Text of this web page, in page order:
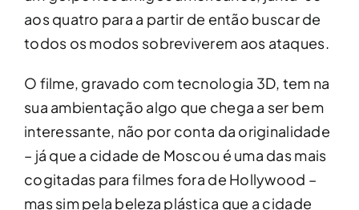
aos quatro para a partir de então buscar de
todos os modos sobreviverem aos ataques.
O filme, gravado com tecnologia 3D, tem na
sua ambientação algo que chega a ser bem
interessante, não por conta da originalidade
– já que a cidade de Moscou é uma das mais
cogitadas para filmes fora de Hollywood –
mas sim pela beleza plástica que a cidade